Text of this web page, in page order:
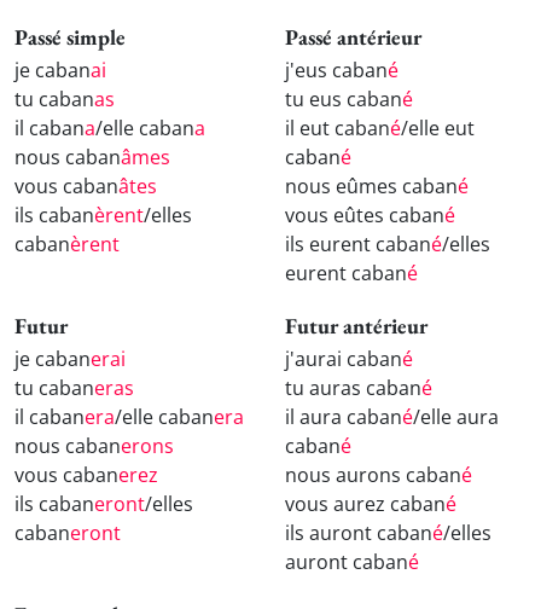
Passé simple
je cabanai
tu cabanas
il cabana/elle cabana
nous cabanâmes
vous cabanâtes
ils cabanèrent/elles
cabanèrent
Passé antérieur
j'eus cabané
tu eus cabané
il eut cabané/elle eut
cabané
nous eûmes cabané
vous eûtes cabané
ils eurent cabané/elles
eurent cabané
Futur
je cabanerai
tu cabaneras
il cabanera/elle cabanera
nous cabanerons
vous cabanerez
ils cabaneront/elles
cabaneront
Futur antérieur
j'aurai cabané
tu auras cabané
il aura cabané/elle aura
cabané
nous aurons cabané
vous aurez cabané
ils auront cabané/elles
auront cabané